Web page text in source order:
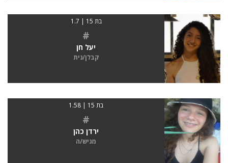
בת 15 | 1.7
#
יעל חן
קבלן/נית
בת 15 | 1.58
#
ירדן כהן
מגיש/ה